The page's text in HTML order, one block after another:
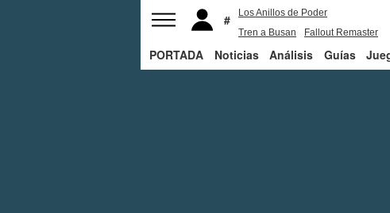
Los Anillos de Poder
Tren a Busan
Fallout Remaster
Juego de Tronos
PORTADA Noticias Análisis Guías